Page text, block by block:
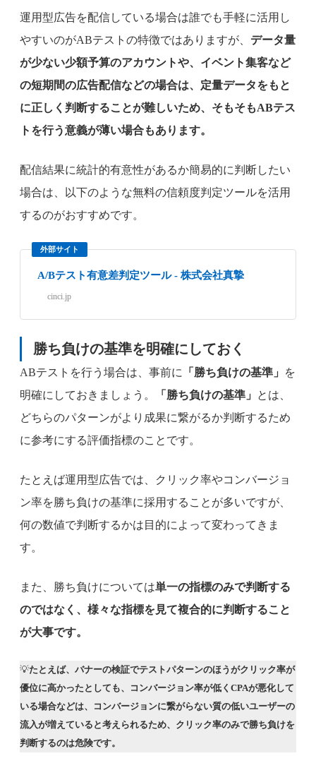
運用型広告を配信している場合は誰でも手軽に活用し
やすいのがABテストの特徴ではありますが、 データ量
が少ない少額予算のアカウントや、イベント集客など
の短期間の広告配信などの場合は、定量データをもと
に正しく判断することが難しいため、そもそもABテス
トを行う意義が薄い場合もあります。
配信結果に統計的有意性があるか簡易的に判断したい
場合は、以下のような無料の信頼度判定ツールを活用
するのがおすすめです。
外部サイト
A/Bテスト有意差判定ツール - 株式会社真摯
cinci.jp
勝ち負けの基準を明確にしておく
ABテストを行う場合は、事前に 「勝ち負けの基準」
を
明確にしておきましょう。
「勝ち負けの基準」
とは、
どちらのパターンがより成果に繋がるか判断するため
に参考にする評価指標のことです。
たとえば運用型広告では、クリック率やコンバージョ
ン率を勝ち負けの基準に採用することが多いですが、
何の数値で判断するかは目的によって変わってきま
す。
また、勝ち負けについては単一の指標のみで判断する
のではなく、様々な指標を見て複合的に判断すること
が大事です。
💡たとえば、バナーの検証でテストパターンのほうがクリック率が
優位に高かったとしても、コンバージョン率が低くCPAが悪化して
いる場合などは、コンバージョンに繋がらない質の低いユーザーの
流入が増えていると考えられるため、クリック率のみで勝ち負けを
判断するのは危険です。